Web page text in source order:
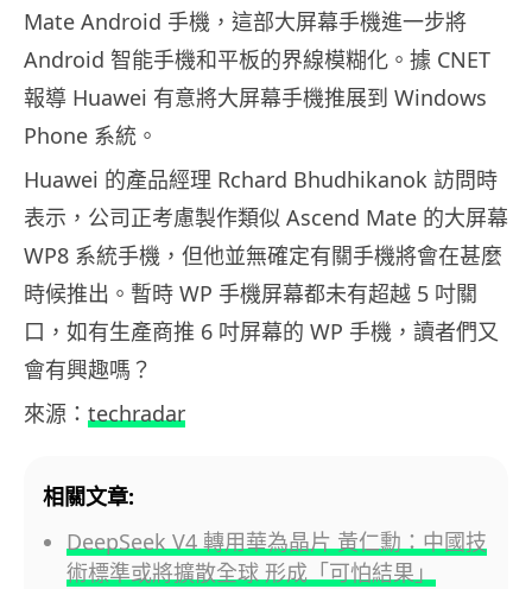
Mate Android 手機，這部大屏幕手機進一步將
Android 智能手機和平板的界線模糊化。據 CNET
報導 Huawei 有意將大屏幕手機推展到 Windows
Phone 系統。
Huawei 的產品經理 Rchard Bhudhikanok 訪問時
表示，公司正考慮製作類似 Ascend Mate 的大屏幕
WP8 系統手機，但他並無確定有關手機將會在甚麼
時候推出。暫時 WP 手機屏幕都未有超越 5 吋關
口，如有生產商推 6 吋屏幕的 WP 手機，讀者們又
會有興趣嗎？
來源： techradar
相關文章:
DeepSeek V4 轉用華為晶片 黃仁勳：中國技
術標準或將擴散全球 形成「可怕結果」